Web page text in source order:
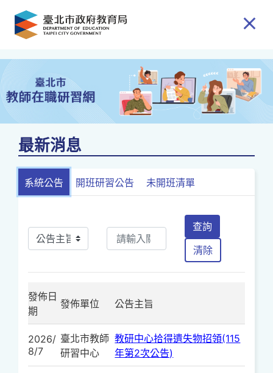
跳到主要內容
最新消息
系統公告 開班研習公告 未開班清單
查詢
清除
發佈日
期
發佈單位 公告主旨
2026/
8/7
臺北市教師
研習中心
教研中心拾得遺失物招領(115
年第2次公告)